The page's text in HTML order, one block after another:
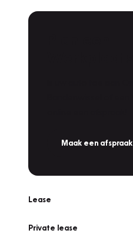
Maak een afspraak
Lease
Private lease